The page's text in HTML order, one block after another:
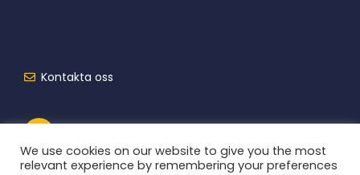
Kontakta oss
We use cookies on our website to give you the most
relevant experience by remembering your preferences